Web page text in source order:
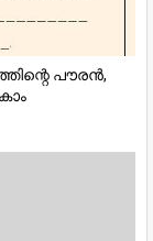
പൗരന്‍,